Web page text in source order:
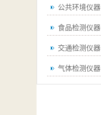
公共环境仪器
食品检测仪器
交通检测仪器
气体检测仪器